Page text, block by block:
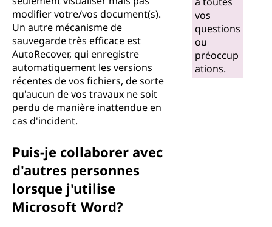
modifier votre/vos document(s).
Un autre mécanisme de
sauvegarde très efficace est
AutoRecover, qui enregistre
automatiquement les versions
récentes de vos fichiers, de sorte
qu'aucun de vos travaux ne soit
perdu de manière inattendue en
cas d'incident.
Puis-je collaborer avec
d'autres personnes
lorsque j'utilise
Microsoft Word?
vos
questions
ou
préoccup
ations.